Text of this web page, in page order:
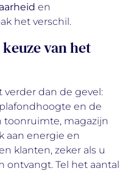
en
het verschil.
van het
dan de gevel:
en de
toonruimte, magazijn
aan energie en
klanten, zeker als u
Tel het aantal